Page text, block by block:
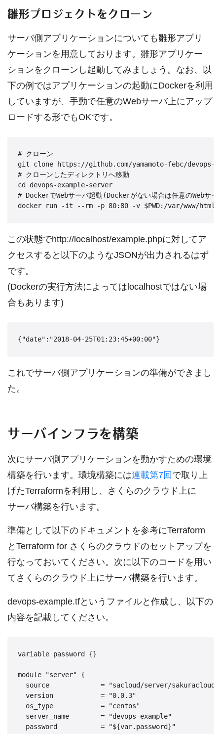
雛形プロジェクトをクローン
サーバ側アプリケーションについても雛形アプリ
ケーションを用意しております。雛形アプリケー
ションをクローンし起動してみましょう。なお、以
下の例ではアプリケーションの起動にDockerを利用
していますが、手動で任意のWebサーバ上にアップ
ロードする形でもOKです。
# クローン
git clone https://github.com/yamamoto-febc/devops-
# クローンしたディレクトリへ移動
cd devops-example-server
# DockerでWebサーバ起動(Dockerがない場合は任意のWebサー
docker run -it --rm -p 80:80 -v $PWD:/var/www/html
この状態でhttp://localhost/example.phpに対してア
クセスすると以下のようなJSONが出力されるはず
です。
(Dockerの実行方法によってはlocalhostではない場
合もあります)
{"date":"2018-04-25T01:23:45+00:00"}
これでサーバ側アプリケーションの準備ができまし
た。
サーバインフラを構築
次にサーバ側アプリケーションを動かすための環境
構築を行います。環境構築には連載第7回 で取り上
げたTerraformを利用し、さくらのクラウド上に
サーバ構築を行います。
準備として以下のドキュメントを参考にTerraform
とTerraform for さくらのクラウドのセットアップを
行なっておいてください。次に以下のコードを用い
てさくらのクラウド上にサーバ構築を行います。
devops-example.tfというファイルと作成し、以下の
内容を記載してください。
variable password {}
module "server" {
  source             = "sacloud/server/sakuracloud"
  version            = "0.0.3"
  os_type            = "centos"
  server_name        = "devops-example"
  password           = "${var.password}"